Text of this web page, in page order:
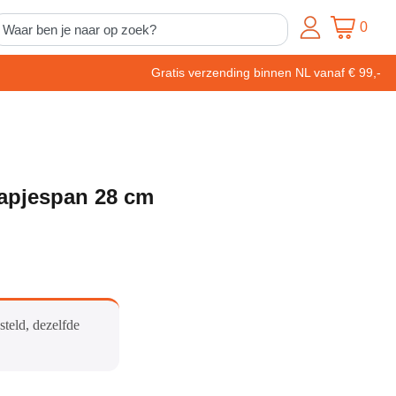
0
Gratis verzending binnen NL vanaf € 99,-
28 cm
dezelfde